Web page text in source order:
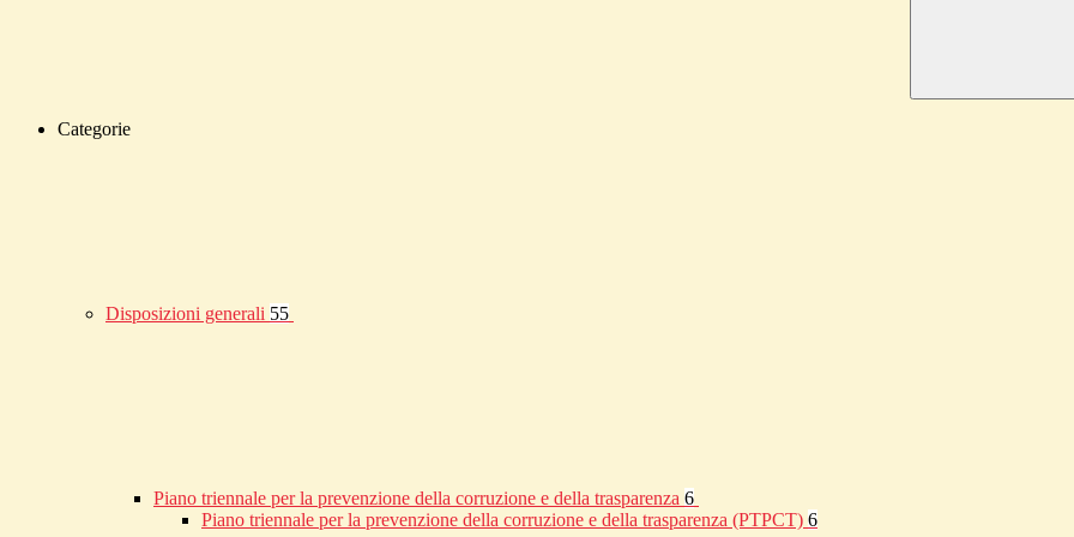
Categorie
Disposizioni generali 55
Piano triennale per la prevenzione della corruzione e della trasparenza 6
Piano triennale per la prevenzione della corruzione e della trasparenza (PTPCT) 6